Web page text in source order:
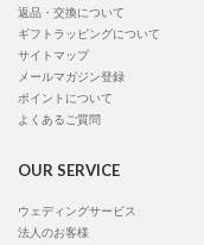
返品・交換について
ギフトラッピングについて
サイトマップ
メールマガジン登録
ポイントについて
よくあるご質問
OUR SERVICE
ウェディングサービス
法人のお客様